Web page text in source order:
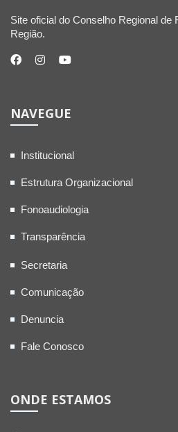
Site oficial do Conselho Regional de
Região.
NAVEGUE
Institucional
Estrutura Organizacional
Fonoaudiologia
Transparência
Secretaria
Comunicação
Denuncia
Fale Conosco
ONDE ESTAMOS